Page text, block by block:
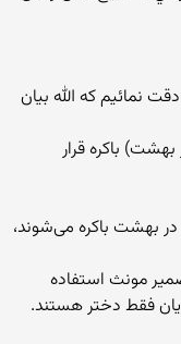
نمائیم که الله بیان
آنها را (در بهشت) باکره قرار
بهشت باکره می‌شوند،
مونث استفاده
فقط دختر هستند.